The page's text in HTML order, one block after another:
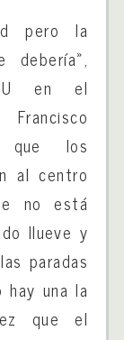
pero la
en el
que los
al centro
no está
llueve y
paradas
hay una la
que el